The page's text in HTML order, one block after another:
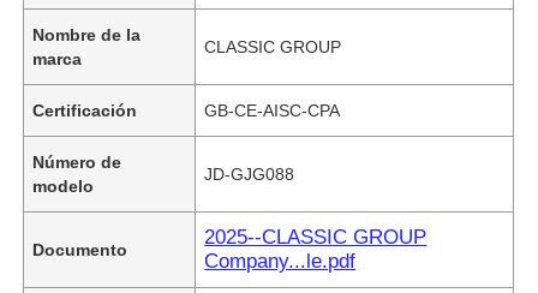
Nombre de la
marca
CLASSIC GROUP
Certificación GB-CE-AISC-CPA
Número de
modelo
JD-GJG088
Documento
2025--CLASSIC GROUP
Company...le.pdf